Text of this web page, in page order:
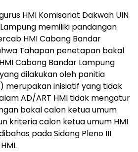
HMI Komisariat Dakwah UIN
memiliki pandangan
HMI Cabang Bandar
Tahapan penetapan bakal
Cabang Bandar Lampung
dilakukan oleh panitia
merupakan inisiatif yang tidak
AD/ART HMI tidak mengatur
bakal calon ketua umum
kriteria calon ketua umum HMI
pada Sidang Pleno III